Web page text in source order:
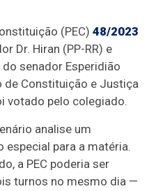
(PEC)48/2023
Dr. Hiran (PP-RR) e
senador Esperidião
de Constituição e Justiça
votado pelo colegiado.
analise um
especial para a matéria.
a PEC poderia ser
turnos no mesmo dia —